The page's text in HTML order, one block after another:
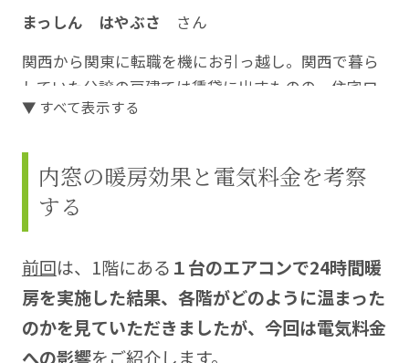
まっしん はやぶさ さん
関西から関東に転職を機にお引っ越し。関西で暮ら
していた分譲の戸建ては賃貸に出すものの、住宅ロ
ーンの支払いは赤字に…。さらに関東での家賃も加
それならば！と、二軒目の家を建てることに。住宅
ローンをできるだけ抑え、かつ、土地も建物も満足
のいく家づくりに挑戦されました。コストを抑える
まとめていきます。
https://blog.kisekinomyhome.com/
イラスト：天野勢津子さん
▼ すべて表示する
内窓の暖房効果と電気料金を考察
する
前回は、1階にある １台のエアコンで24時間暖
房を実施した結果、各階がどのように温まった
のかを見ていただきましたが、今回は電気料金
への影響をご紹介します。